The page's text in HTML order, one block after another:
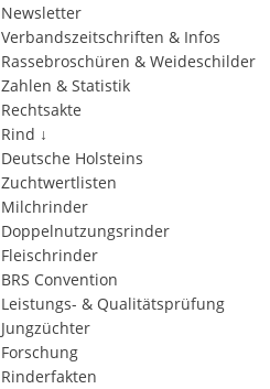
Newsletter
Verbandszeitschriften & Infos
Rassebroschüren & Weideschilder
Zahlen & Statistik
Rechtsakte
Rind ↓
Deutsche Holsteins
Zuchtwertlisten
Milchrinder
Doppelnutzungsrinder
Fleischrinder
BRS Convention
Leistungs- & Qualitätsprüfung
Jungzüchter
Forschung
Rinderfakten